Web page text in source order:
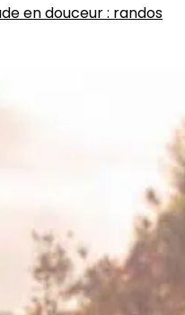
en douceur : randos